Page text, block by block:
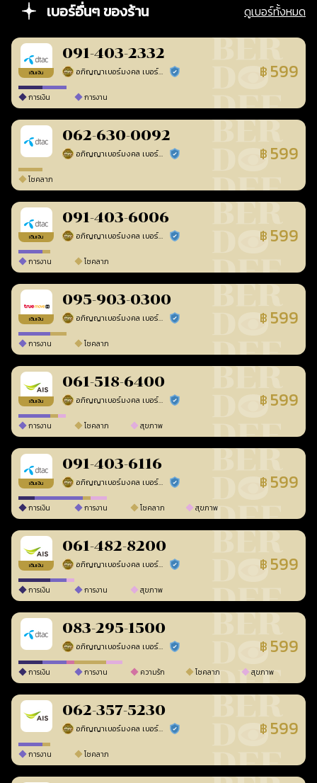
เบอร์อื่นๆ ของร้าน ดูเบอร์ทั้งหมด
เติมเงิน
091-403-2332
อภิญญาเบอร์มงคล เบอร์สวยเลขศาสตร์ ร้านยืนยันแล้ว ฿ 599
การเงิน การงาน
062-630-0092
อภิญญาเบอร์มงคล เบอร์สวยเลขศาสตร์ ร้านยืนยันแล้ว ฿ 599
โชคลาภ
เติมเงิน
091-403-6006
อภิญญาเบอร์มงคล เบอร์สวยเลขศาสตร์ ร้านยืนยันแล้ว ฿ 599
การงาน โชคลาภ
เติมเงิน
095-903-0300
อภิญญาเบอร์มงคล เบอร์สวยเลขศาสตร์ ร้านยืนยันแล้ว ฿ 599
การงาน โชคลาภ
เติมเงิน
061-518-6400
อภิญญาเบอร์มงคล เบอร์สวยเลขศาสตร์ ร้านยืนยันแล้ว ฿ 599
การงาน โชคลาภ สุขภาพ
เติมเงิน
091-403-6116
อภิญญาเบอร์มงคล เบอร์สวยเลขศาสตร์ ร้านยืนยันแล้ว ฿ 599
การเงิน การงาน โชคลาภ สุขภาพ
เติมเงิน
061-482-8200
อภิญญาเบอร์มงคล เบอร์สวยเลขศาสตร์ ร้านยืนยันแล้ว ฿ 599
การเงิน การงาน สุขภาพ
083-295-1500
อภิญญาเบอร์มงคล เบอร์สวยเลขศาสตร์ ร้านยืนยันแล้ว ฿ 599
การเงิน การงาน ความรัก โชคลาภ สุขภาพ
062-357-5230
อภิญญาเบอร์มงคล เบอร์สวยเลขศาสตร์ ร้านยืนยันแล้ว ฿ 599
การงาน โชคลาภ